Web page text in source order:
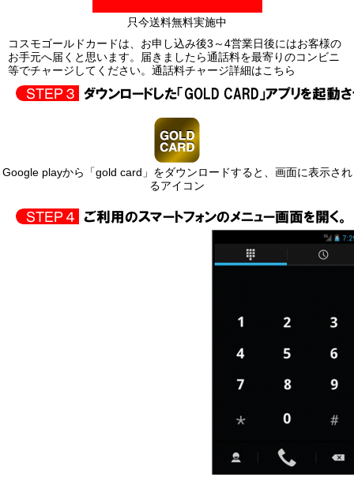
只今送料無料実施中
コスモゴールドカードは、お申し込み後3～4営業日後にはお客様の
お手元へ届くと思います。届きましたら通話料を最寄りのコンビニ
等でチャージしてください。 通話料チャージ詳細はこちら
Google playから「gold card」をダウンロードすると、画面に表示され
るアイコン